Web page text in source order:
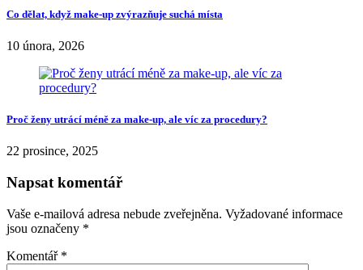
Co dělat, když make-up zvýrazňuje suchá místa
10 února, 2026
Proč ženy utrácí méně za make-up, ale víc za procedury?
22 prosince, 2025
Napsat komentář
Vaše e-mailová adresa nebude zveřejněna. Vyžadované informace
jsou označeny *
Komentář *